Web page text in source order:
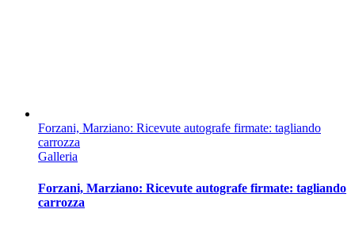
Forzani, Marziano: Ricevute autografe firmate: tagliando
carrozza
Galleria
Forzani, Marziano: Ricevute autografe firmate: tagliando
carrozza